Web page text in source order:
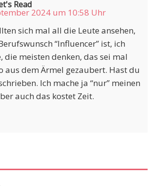
Read
2024 um 10:58 Uhr
sich mal all die Leute ansehen,
“Influencer” ist, ich
die meisten denken, das sei mal
aus dem Ärmel gezaubert. Hast du
Ich mache ja “nur” meinen
auch das kostet Zeit.